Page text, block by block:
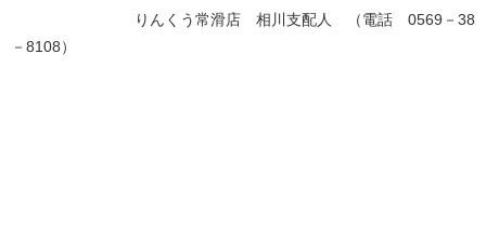
りんくう常滑店 相川支配人 （電話 0569－38
－8108）